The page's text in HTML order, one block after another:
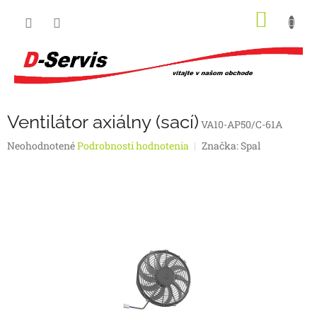
Ventilátor axiálny (sací) VA10-AP50/C-61A
Priemerné
NeohodnotenéPodrobnosti hodnotenia Značka:Spal